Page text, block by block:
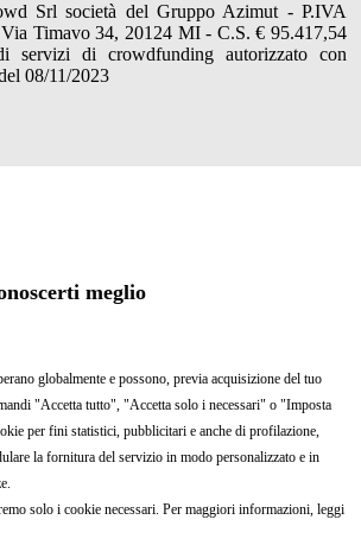
Srl società del Gruppo Azimut - P.IVA
Timavo 34, 20124 MI - C.S. € 95.417,54
servizi di crowdfunding autorizzato con
08/11/2023
meglio
globalmente e possono, previa acquisizione del tuo
"Accetta tutto", "Accetta solo i necessari" o "Imposta
per fini statistici, pubblicitari e anche di profilazione,
la fornitura del servizio in modo personalizzato e in
solo i cookie necessari. Per maggiori informazioni, leggi